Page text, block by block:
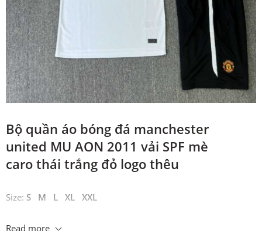
Bộ quần áo bóng đá manchester
united MU AON 2011 vải SPF mè
caro thái trắng đỏ logo thêu
Size: S M L XL XXL
Read more